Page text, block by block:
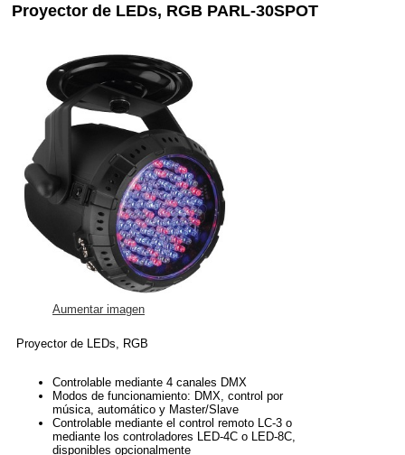
Proyector de LEDs, RGB PARL-30SPOT
Aumentar imagen
Proyector de LEDs, RGB
Controlable mediante 4 canales DMX
Modos de funcionamiento: DMX, control por
música, automático y Master/Slave
Controlable mediante el control remoto LC-3 o
mediante los controladores LED-4C o LED-8C,
disponibles opcionalmente